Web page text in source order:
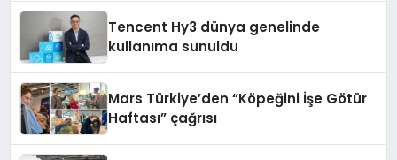
Tencent Hy3 dünya genelinde
kullanıma sunuldu
Mars Türkiye’den “Köpeğini İşe Götür
Haftası” çağrısı